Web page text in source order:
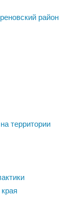
район
территории